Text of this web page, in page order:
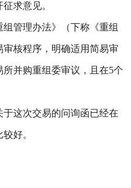
求意见。
管理办法》（下称《重组
核程序，明确适用简易审
并购重组委审议，且在5个
这次交易的问询函已经在
好。